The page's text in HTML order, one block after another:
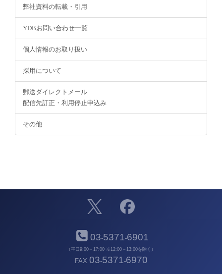
弊社資料の転載・引用
YDBお問い合わせ一覧
個人情報のお取り扱い
採用について
郵送ダイレクトメール
配信先訂正・利用停止申込み
その他
03-5371-6901
（平日9:00～17:00 ※12:00～13:00を除く）
FAX 03-5371-6970